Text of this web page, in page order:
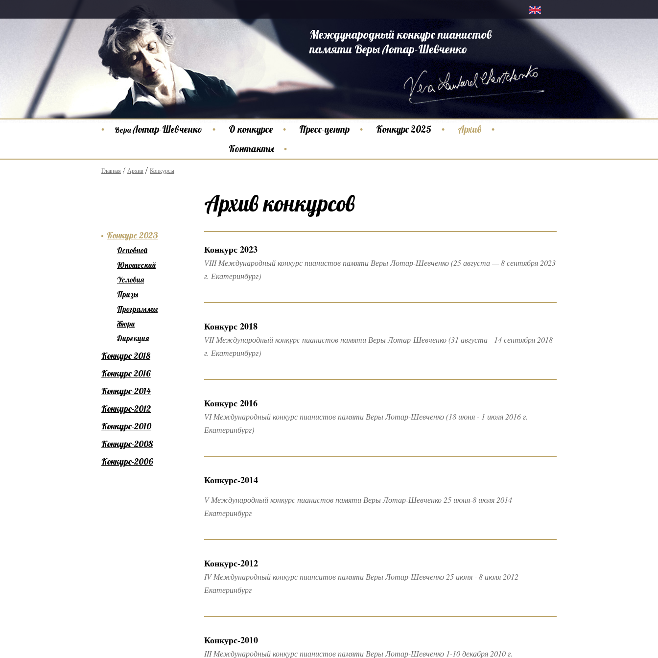
Международный конкурс пианистов
памяти Веры Лотар-Шевченко
ВераЛотар-Шевченко О конкурсе Пресс-центр Конкурс 2025
Архив
Контакты
Главная Архив Конкурсы
Архив конкурсов
Конкурс 2023
VIII Международный конкурс пианистов памяти Веры Лотар-Шевченко (25 августа — 8 сентября 2023
г. Екатеринбург)
Конкурс 2018
VII Международный конкурс пианистов памяти Веры Лотар-Шевченко (31 августа - 14 сентября 2018
г. Екатеринбург)
Конкурс 2016
VI Международный конкурс пианистов памяти Веры Лотар-Шевченко (18 июня - 1 июля 2016 г.
Екатеринбург)
Конкурс-2014
V Международный конкурс пианистов памяти Веры Лотар-Шевченко 25 июня-8 июля 2014
Екатеринбург
Конкурс-2012
IV Международный конкурс пианситов памяти Веры Лотар-Шевченко 25 июня - 8 июля 2012
Екатеринбург
Конкурс-2010
III Международный конкурс пианистов памяти Веры Лотар-Шевченко 1-10 декабря 2010 г.
Конкурс 2023
Основной
Юношеский
Условия
Призы
Программы
Жюри
Дирекция
Конкурс 2018
Конкурс 2016
Конкурс-2014
Конкурс-2012
Конкурс-2010
Конкурс-2008
Конкурс-2006